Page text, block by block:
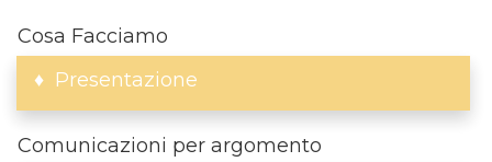
Cosa Facciamo
Presentazione
Comunicazioni per argomento